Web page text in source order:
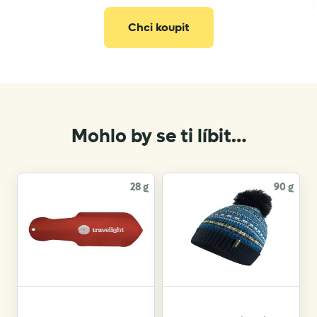
Chci koupit
Mohlo by se ti líbit…
28 g 90 g